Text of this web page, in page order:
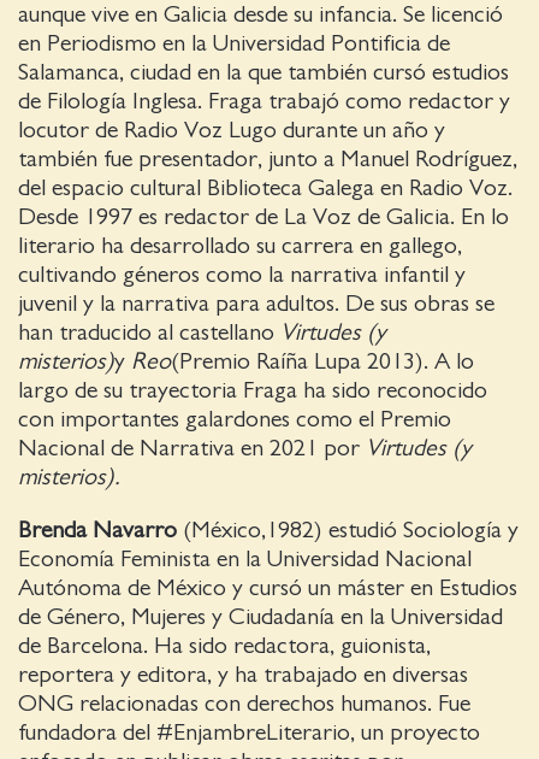
aunque vive en Galicia desde su infancia. Se licenció
en Periodismo en la Universidad Pontificia de
Salamanca, ciudad en la que también cursó estudios
de Filología Inglesa. Fraga trabajó como redactor y
locutor de Radio Voz Lugo durante un año y
también fue presentador, junto a Manuel Rodríguez,
del espacio cultural Biblioteca Galega en Radio Voz.
Desde 1997 es redactor de La Voz de Galicia. En lo
literario ha desarrollado su carrera en gallego,
cultivando géneros como la narrativa infantil y
juvenil y la narrativa para adultos. De sus obras se
han traducido al castellano Virtudes (y
misterios)y Reo(Premio Raíña Lupa 2013). A lo
largo de su trayectoria Fraga ha sido reconocido
con importantes galardones como el Premio
Nacional de Narrativa en 2021 por Virtudes (y
misterios).
Brenda Navarro (México,1982) estudió Sociología y
Economía Feminista en la Universidad Nacional
Autónoma de México y cursó un máster en Estudios
de Género, Mujeres y Ciudadanía en la Universidad
de Barcelona. Ha sido redactora, guionista,
reportera y editora, y ha trabajado en diversas
ONG relacionadas con derechos humanos. Fue
fundadora del #EnjambreLiterario, un proyecto